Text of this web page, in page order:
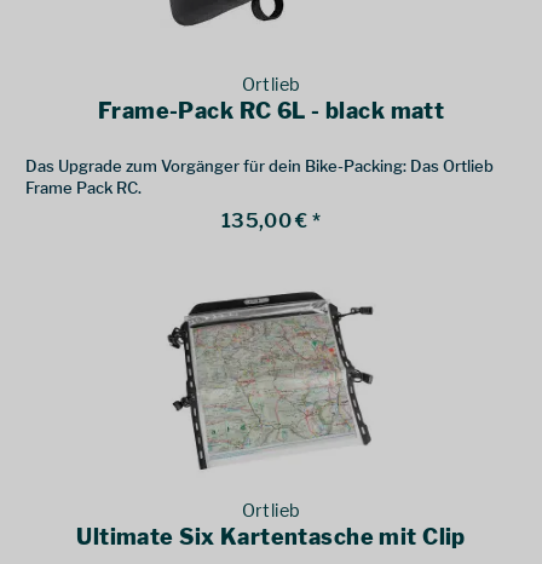
Ortlieb
Frame-Pack RC 6L - black matt
Das Upgrade zum Vorgänger für dein Bike-Packing: Das Ortlieb
Frame Pack RC.
135,00 € *
Ortlieb
Ultimate Six Kartentasche mit Clip